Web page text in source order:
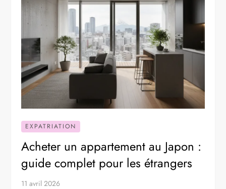
EXPATRIATION
Acheter un appartement au Japon :
guide complet pour les étrangers
11 avril 2026